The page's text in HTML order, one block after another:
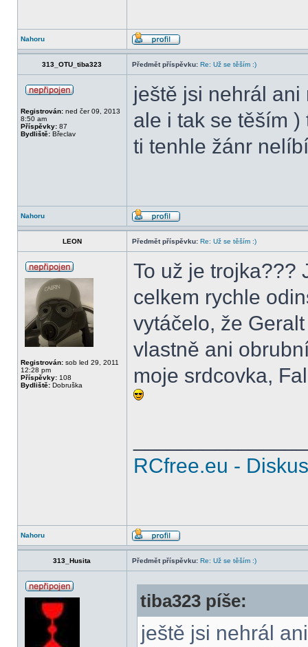
Nahoru
313_OTU_tiba323 Předmět příspěvku: Re: Už se těším :)
Registrován: ned čer 09, 2013
8:50 am
Příspěvky: 87
Bydliště: Břeclav
ještě jsi nehrál
ale i tak se těším
ti tenhle žánr
Nahoru
LEON Předmět příspěvku: Re: Už se těším :)
Registrován: sob led 29, 2011
12:28 pm
Příspěvky: 108
Bydliště: Dobruška
To už je trojka???
celkem rychle
vytáčelo, že
vlastně ani
moje srdcovka,
RCfree.eu -
Nahoru
313_Husita Předmět příspěvku: Re: Už se těším :)
tiba323 píše:
ještě jsi nehrál